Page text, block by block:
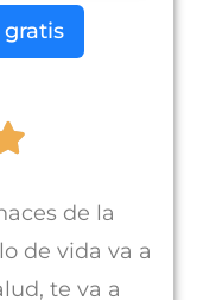
gratis
de la
de vida va a
te va a